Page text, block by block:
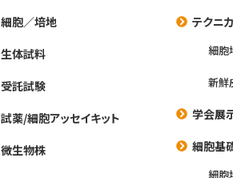
細胞／培地
生体試料
受託試験
試薬/細胞アッセイキット
微生物株
テクニ
細胞
新鮮
学会展
細胞基
細胞